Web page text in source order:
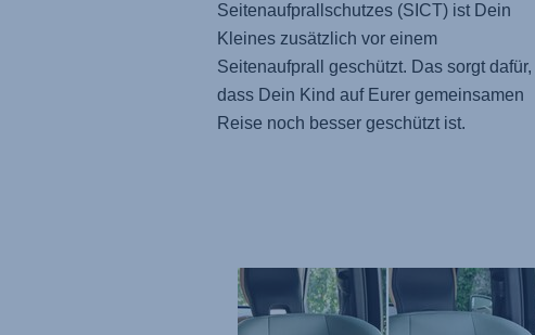
Seitenaufprallschutzes (SICT) ist Dein
Kleines zusätzlich vor einem
Seitenaufprall geschützt. Das sorgt dafür,
dass Dein Kind auf Eurer gemeinsamen
Reise noch besser geschützt ist.